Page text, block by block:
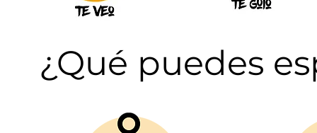
¿Qué puedes